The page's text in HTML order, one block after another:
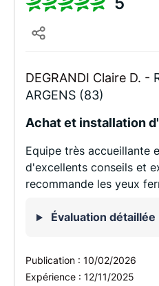
DEGRANDI Claire D. -
ARGENS (83)
Achat et installation
Equipe très accueillante
d'excellents conseils et
recommande les yeux
Évaluation détaillée
Publication : 10/02/2026
Expérience : 12/11/2025